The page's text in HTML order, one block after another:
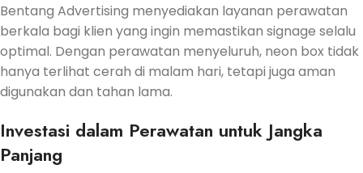
Bentang Advertising menyediakan layanan perawatan
berkala bagi klien yang ingin memastikan signage selalu
optimal. Dengan perawatan menyeluruh, neon box tidak
hanya terlihat cerah di malam hari, tetapi juga aman
digunakan dan tahan lama.
Investasi dalam Perawatan untuk Jangka
Panjang